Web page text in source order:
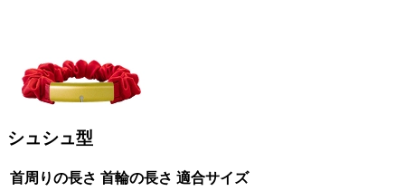
シュシュ型
首周りの長さ 首輪の長さ 適合サイズ